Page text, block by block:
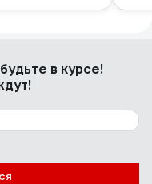
в курсе!